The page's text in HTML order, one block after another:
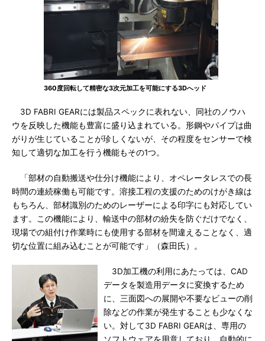
360度回転して精密な3次元加工を可能にする3Dへッド
3D FABRI GEARには製品スペックに表れない、同社のノウハ
ウを反映した機能も豊富に盛り込まれている。形鋼やパイプは曲
がりが生じていることが珍しくないが、その程度をセンサーで検
知して適切な加工を行う機能もその1つ。
「部材の自動搬送や仕分け機能により、オペレータレスでの長
時間の連続稼働も可能です。溶接工程の支援のためのけがき線は
もちろん、部材識別のためのレーザーによる印字にも対応してい
ます。この機能により、輸送中の部材の紛失を防ぐだけでなく、
現場での組付け作業時にも使用する部材を間違えることなく、適
切な位置に組み込むことが可能です」（森田氏）。
3D加工機の利用にあたっては、CAD
データを製造用データに変換するため
に、三面図への展開や不要なビューの削
除などの作業が発生することも少なくな
い。対して3D FABRI GEARは、専用の